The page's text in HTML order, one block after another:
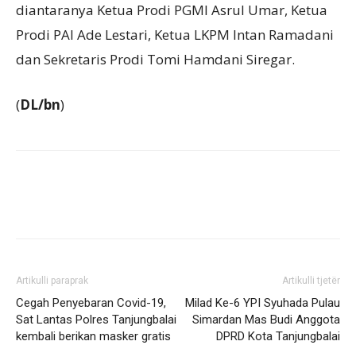
diantaranya Ketua Prodi PGMI Asrul Umar, Ketua
Prodi PAI Ade Lestari, Ketua LKPM Intan Ramadani
dan Sekretaris Prodi Tomi Hamdani Siregar.
(DL/bn)
Artikulli paraprak
Cegah Penyebaran Covid-19,
Sat Lantas Polres Tanjungbalai
kembali berikan masker gratis
Artikulli tjetër
Milad Ke-6 YPI Syuhada Pulau
Simardan Mas Budi Anggota
DPRD Kota Tanjungbalai